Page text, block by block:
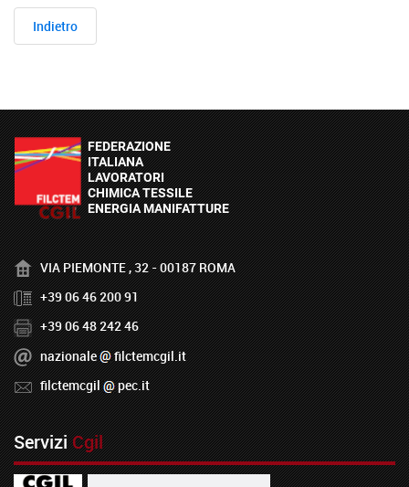
Indietro
VIA PIEMONTE , 32 - 00187 ROMA
+39 06 46 200 91
+39 06 48 242 46
nazionale
filctemcgil.it
filctemcgil
pec.it
ServiziCgil